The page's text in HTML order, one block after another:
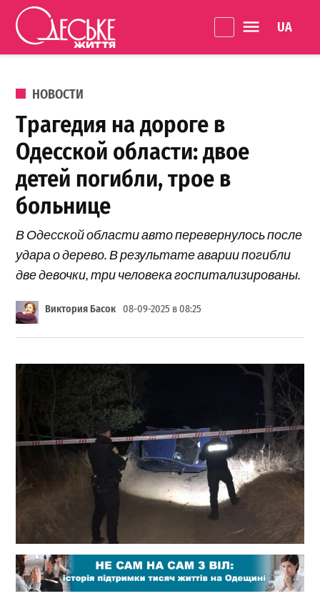
Перейти к содержанию
життя
ОПУБЛИКОВАНО В
НОВОСТИ
Трагедия на дороге в
Одесской области: двое
детей погибли, трое в
больнице
В Одесской области авто перевернулось после
удара о дерево. В результате аварии погибли
две девочки, три человека госпитализированы.
Виктория Басок 08-09-2025 в 08:25